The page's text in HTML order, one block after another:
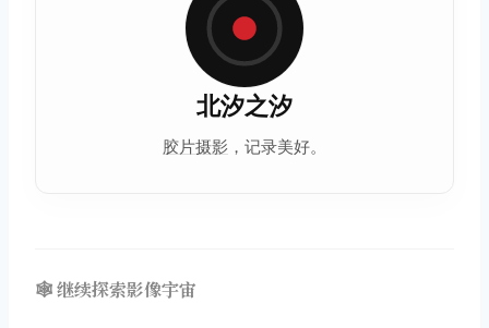
北汐之汐
胶片摄影 ，记录美好。
🕸️ 继续探索影像宇宙